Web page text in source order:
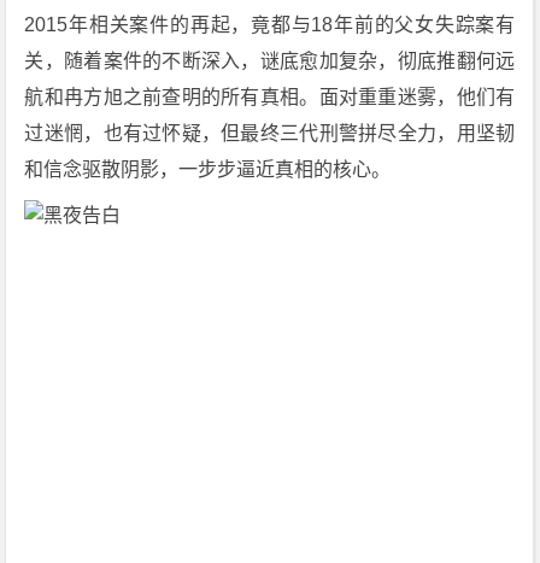
2015年相关案件的再起，竟都与18年前的父女失踪案有
关，随着案件的不断深入，谜底愈加复杂，彻底推翻何远
航和冉方旭之前查明的所有真相。面对重重迷雾，他们有
过迷惘，也有过怀疑，但最终三代刑警拼尽全力，用坚韧
和信念驱散阴影，一步步逼近真相的核心。